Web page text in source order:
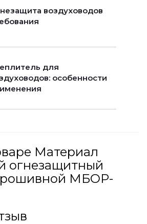
воздуховодов
для
особенности
Материал
огнезащитный
МБОР-